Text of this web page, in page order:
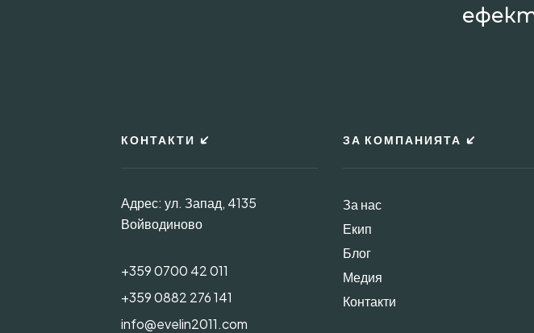
КОНТАКТИ
Адрес: ул. Запад, 4135
Войводиново
+359 0700 42 011
+359 0882 276 141
info@evelin2011.com
ЗА КОМПАНИЯТА
За нас
Екип
Блог
Медия
Контакти